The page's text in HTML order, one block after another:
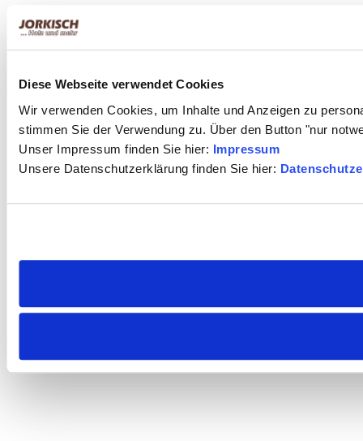
Diese Webseite verwendet Cookies
Wir verwenden Cookies, um Inhalte und Anzeigen zu
stimmen Sie der Verwendung zu. Über den Button "nur
Unser Impressum finden Sie hier: Impressum
Unsere Datenschutzerklärung finden Sie hier: